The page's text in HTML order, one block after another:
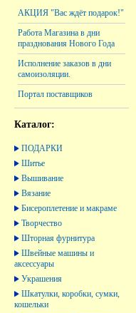
АКЦИЯ "Вас ждёт подарок!"
Работа Магазина в дни
празднования Нового Года
Исполнение заказов в дни
самоизоляции.
Портал поставщиков
Каталог:
ПОДАРКИ
Шитье
Вышивание
Вязание
Бисероплетение и макраме
Творчество
Шторная фурнитура
Швейные машины и
аксессуары
Украшения
Шкатулки, коробки, сумки,
кошельки